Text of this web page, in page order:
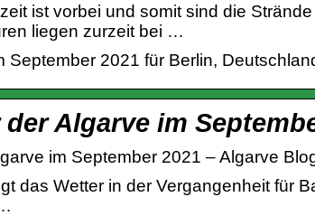
ist vorbei und somit sind die
liegen zurzeit bei …
September 2021 für Berlin,
der Algarve im
im September 2021 – Algarve
das Wetter in der Vergangenheit für